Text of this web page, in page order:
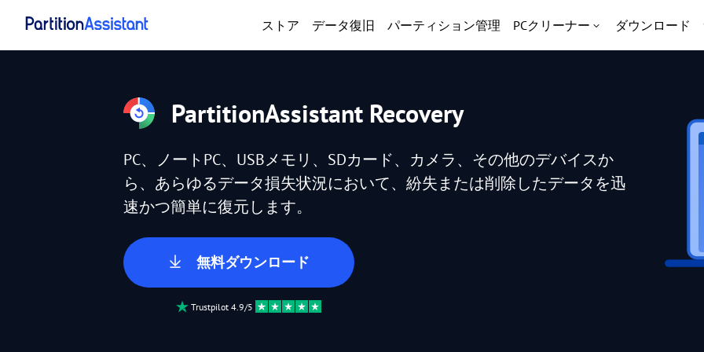
ストア データ復旧 パーティション管理 PCクリーナー ダウンロード
PartitionAssistant Recovery
PC、ノートPC、USBメモリ、SDカード、カメラ、その他のデバイスか
ら、あらゆるデータ損失状況において、紛失または削除したデータを迅
速かつ簡単に復元します。
無料ダウンロード
Trustpilot 4.9/5